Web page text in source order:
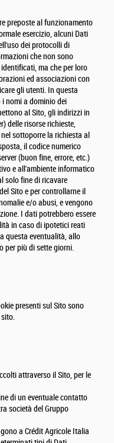
preposte al funzionamento
esercizio, alcuni Dati
dei protocolli di
che non sono
ma che per loro
ed associazioni con
gli utenti. In questa
nomi a dominio dei
al Sito, gli indirizzi in
delle risorse richieste,
sottoporre la richiesta al
il codice numerico
(buon fine, errore, etc.)
e all'ambiente informatico
solo fine di ricavare
Sito e per controllarne il
e/o abusi, e vengono
I dati potrebbero essere
in caso di ipotetici reati
questa eventualità, allo
per più di sette giorni.
presenti sul Sito sono
attraverso il Sito, per le
di un eventuale contatto
società del Gruppo
a Crédit Agricole Italia